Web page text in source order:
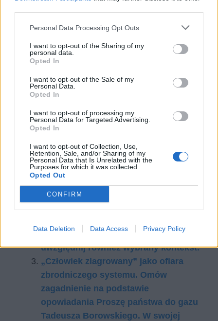
Personal Data Processing Opt Outs
I want to opt-out of the Sharing of my
personal data.
Opted In
I want to opt-out of the Sale of my
Personal Data.
Opted In
I want to opt-out of processing my
Personal Data for Targeted Advertising.
Opted In
I want to opt-out of Collection, Use,
Retention, Sale, and/or Sharing of my
Personal Data that Is Unrelated with the
Purposes for which it was collected.
Opted Out
CONFIRM
Data Deletion Data Access Privacy Policy
i śmiercią.
Czytaj także:
usprawiedliwić postępowanie
sprzeczne z podstawowymi zasadami
etyki? Rozważ problem i uzasadnij
swoje zdanie, odwołując się do
Herlinga-Grudzińskiego i do innych
tekstów kultury
Literacki obraz zdehumanizowanego
świata. Omów zagadnienie na
Borowskiego. W swojej odpowiedzi
uwzględnij również wybrany kontekst.
„Człowiek zlagrowany” jako ofiara
zbrodniczego systemu. Omów
zagadnienie na podstawie
opowiadania Proszę państwa do gazu
Tadeusza Borowskiego. W swojej